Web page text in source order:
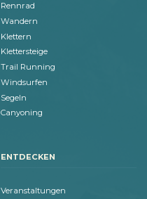
Rennrad
Wandern
Klettern
Klettersteige
Trail Running
Windsurfen
Segeln
Canyoning
ENTDECKEN
Veranstaltungen